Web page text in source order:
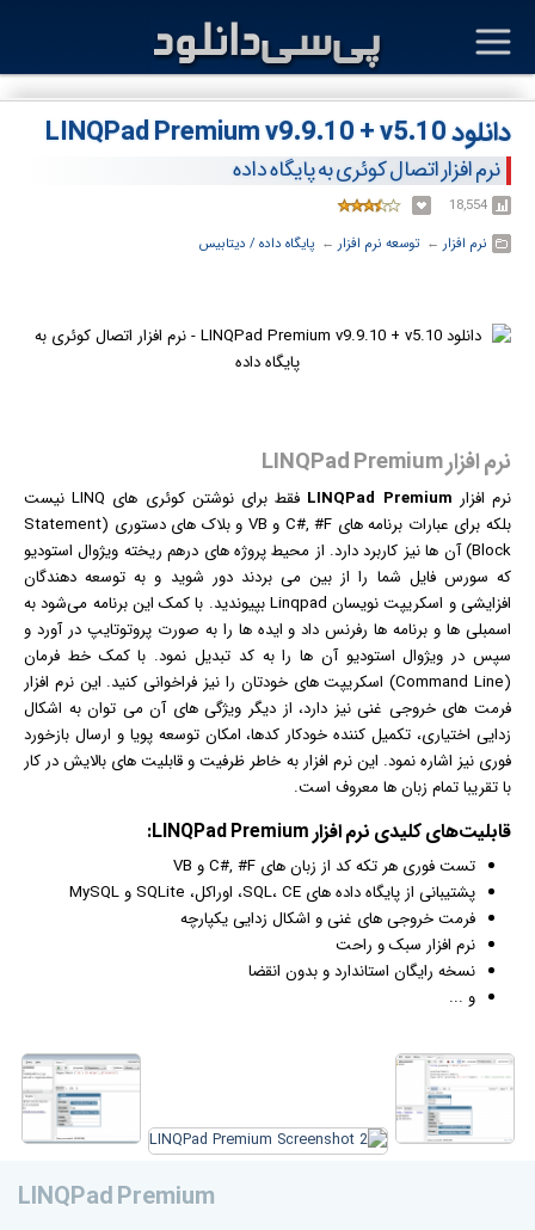
دانلود LINQPad Premium v9.9.10 + v5.10
نرم افزار اتصال کوئری به پایگاه داده
18,554
نرم افزار ← ‏توسعه نرم افزار ← ‏ پایگاه داده / دیتابیس
نرم افزار LINQPad Premium
نرم افزار LINQPad Premium
فقط برای نوشتن کوئری های LINQ نیست
بلکه برای عبارات برنامه های C#, #F و VB و بلاک های دستوری (Statement
Block) آن ها نیز کاربرد دارد. از محیط پروژه های درهم ریخته ویژوال استودیو
که سورس فایل شما را از بین می بردند دور شوید و به توسعه دهندگان
افزایشی و اسکریپت نویسان Linqpad بپیوندید. با کمک این برنامه می‌شود به
اسمبلی ها و برنامه ها رفرنس داد و ایده ها را به صورت پروتوتایپ در آورد و
سپس در ویژوال استودیو آن ها را به کد تبدیل نمود. با کمک خط فرمان
(Command Line) اسکریپت های خودتان را نیز فراخوانی کنید. این نرم افزار
فرمت های خروجی غنی نیز دارد، از دیگر ویژگی های آن می توان به اشکال
زدایی اختیاری، تکمیل کننده خودکار کدها، امکان توسعه پویا و ارسال بازخورد
فوری نیز اشاره نمود. این نرم افزار به خاطر ظرفیت و قابلیت های بالایش در کار
با تقریبا تمام زبان ها معروف است.
قابلیت‌های کلیدی نرم افزار
تست فوری هر تکه کد از زبان های C#, #F و VB
پشتیبانی از پایگاه داده های SQL، CE، اوراکل، SQLite و MySQL
فرمت خروجی های غنی و اشکال زدایی یکپارچه
نرم افزار سبک و راحت
نسخه رایگان استاندارد و بدون انقضا
و ...
LINQPad Premium